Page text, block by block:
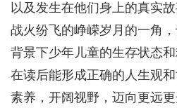
以及发生在他们身上的真实
战火纷飞的峥嵘岁月的一角
背景下少年儿童的生存状态
在读后能形成正确的人生观
素养，开阔视野，迈向更远